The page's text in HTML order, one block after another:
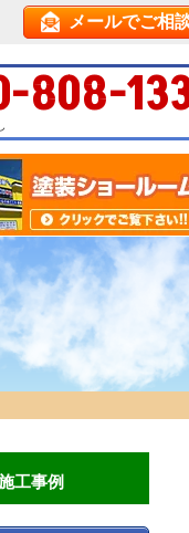
メールでご相
808-
工事例